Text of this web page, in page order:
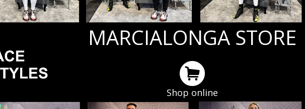
MARCIALONGA STORE
Shop online